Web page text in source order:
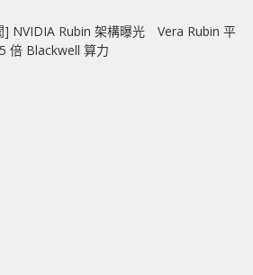
] NVIDIA Rubin 架構曝光 Vera Rubin 平
倍 Blackwell 算力